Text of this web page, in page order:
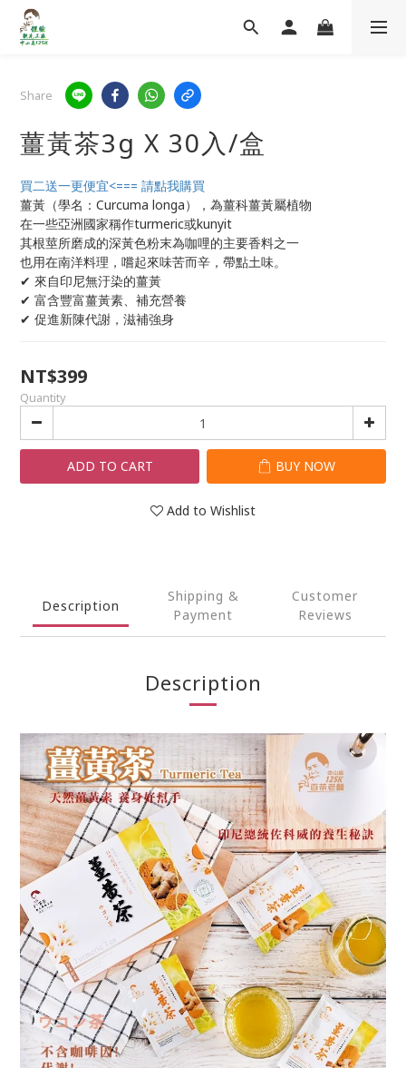
Share
薑黃茶3g X 30入/盒
買二送一更便宜<=== 請點我購買
薑黃（學名：Curcuma longa），為薑科薑黃屬植物
在一些亞洲國家稱作turmeric或kunyit
其根莖所磨成的深黃色粉末為咖哩的主要香料之一
也用在南洋料理，嚐起來味苦而辛，帶點土味。
✔ 來自印尼無汙染的薑黃
✔ 富含豐富薑黃素、補充營養
✔ 促進新陳代謝，滋補強身
NT$399
Quantity
ADD TO CART BUY NOW
Add to Wishlist
Description
Shipping &
Payment
Customer
Reviews
Description